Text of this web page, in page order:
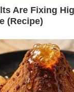
Advertising Karier
Privasi
Disclaimer